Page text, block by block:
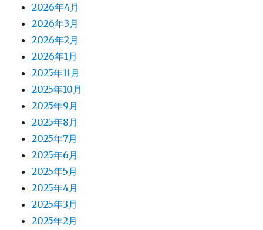
2026年4月
2026年3月
2026年2月
2026年1月
2025年11月
2025年10月
2025年9月
2025年8月
2025年7月
2025年6月
2025年5月
2025年4月
2025年3月
2025年2月